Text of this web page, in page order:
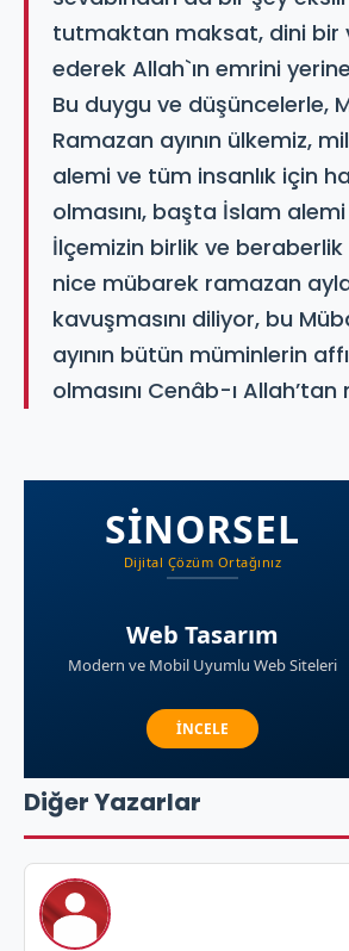
tutmaktan maksat, dini bir
ederek Allah`ın emrini
Bu duygu ve düşüncelerle,
Ramazan ayının ülkemiz,
alemi ve tüm insanlık için
olmasını, başta İslam
İlçemizin birlik ve
nice mübarek ramazan
kavuşmasını diliyor, bu
ayının bütün müminlerin
olmasını Cenâb-ı
Diğer Yazarlar